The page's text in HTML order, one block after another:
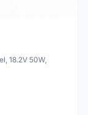
18.2V 50W,